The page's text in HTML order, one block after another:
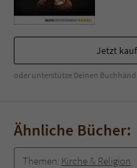
Jetzt
oder unterstütze Deinen
Ähnliche Bücher:
Themen: Kirche & Religion